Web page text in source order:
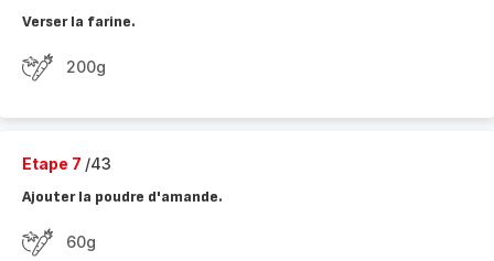
Verser la farine.
200g
Etape 7 /43
Ajouter la poudre d'amande.
60g